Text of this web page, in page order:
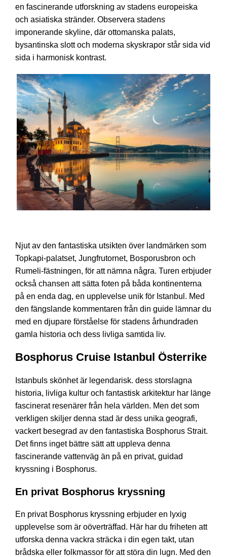
en fascinerande utforskning av stadens europeiska
och asiatiska stränder. Observera stadens
imponerande skyline, där ottomanska palats,
bysantinska slott och moderna skyskrapor står sida vid
sida i harmonisk kontrast.
Njut av den fantastiska utsikten över landmärken som
Topkapi-palatset, Jungfrutornet, Bosporusbron och
Rumeli-fästningen, för att nämna några. Turen erbjuder
också chansen att sätta foten på båda kontinenterna
på en enda dag, en upplevelse unik för Istanbul. Med
den fängslande kommentaren från din guide lämnar du
med en djupare förståelse för stadens århundraden
gamla historia och dess livliga samtida liv.
Bosphorus Cruise Istanbul Österrike
Istanbuls skönhet är legendarisk. dess storslagna
historia, livliga kultur och fantastisk arkitektur har länge
fascinerat resenärer från hela världen. Men det som
verkligen skiljer denna stad är dess unika geografi,
vackert besegrad av den fantastiska Bosphorus Strait.
Det finns inget bättre sätt att uppleva denna
fascinerande vattenväg än på en privat, guidad
kryssning i Bosphorus.
En privat Bosphorus kryssning
En privat Bosphorus kryssning erbjuder en lyxig
upplevelse som är oöverträffad. Här har du friheten att
utforska denna vackra sträcka i din egen takt, utan
brådska eller folkmassor för att störa din lugn. Med den